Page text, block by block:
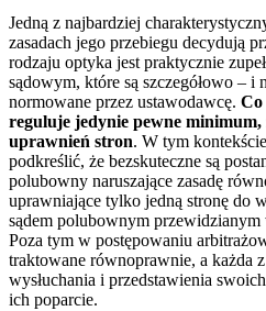
Jedną z najbardziej
zasadach jego przebiegu decydują
rodzaju optyka jest praktycznie
sądowym, które są szczegółowo – i
normowane przez ustawodawcę. Co
reguluje jedynie pewne minimum,
uprawnień stron. W tym
podkreślić, że bezskuteczne są
polubowny naruszające zasadę
uprawniające tylko jedną stronę do
sądem polubownym przewidzianym
Poza tym w postępowaniu
traktowane równoprawnie, a każda
wysłuchania i przedstawienia
ich poparcie.